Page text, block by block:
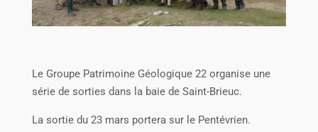
Le Groupe Patrimoine Géologique 22 organise une
série de sorties dans la baie de Saint-Brieuc.
La sortie du 23 mars portera sur le Pentévrien.